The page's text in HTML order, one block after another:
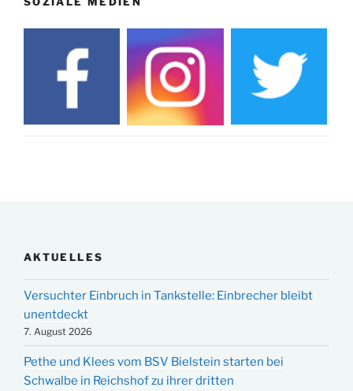
AKTUELLES
Versuchter Einbruch in Tankstelle: Einbrecher bleibt
unentdeckt
7. August 2026
Pethe und Klees vom BSV Bielstein starten bei
Schwalbe in Reichshof zu ihrer dritten